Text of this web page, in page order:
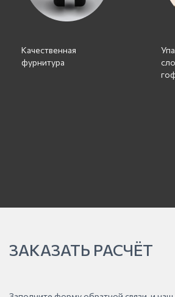
Качественная
фурнитура
ЗАКАЗАТЬ РАСЧЁТ